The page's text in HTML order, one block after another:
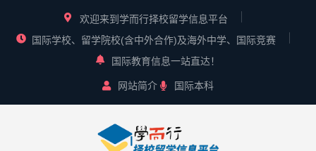
欢迎来到学而行择校留学信息平台
国际学校、留学院校(含中外合作)及海外中学、国际竞赛
国际教育信息一站直达！
网站简介 国际本科